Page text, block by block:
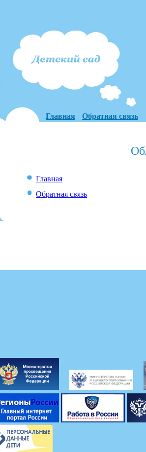
Главная Обратная связь
Главная
Обратная связь